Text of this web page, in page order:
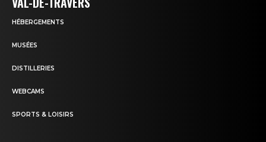
HÉBERGEMENTS
MUSÉES
DISTILLERIES
WEBCAMS
SPORTS & LOISIRS